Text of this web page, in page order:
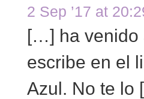
2 Sep ’17 at
[…] ha venido
escribe en el
Azul. No te lo